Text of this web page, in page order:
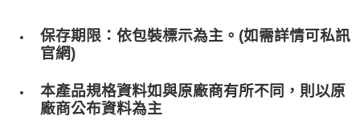
保存期限：依包裝標示為主。(如需詳情可私訊
官網)
本產品規格資料如與原廠商有所不同，則以原
廠商公布資料為主